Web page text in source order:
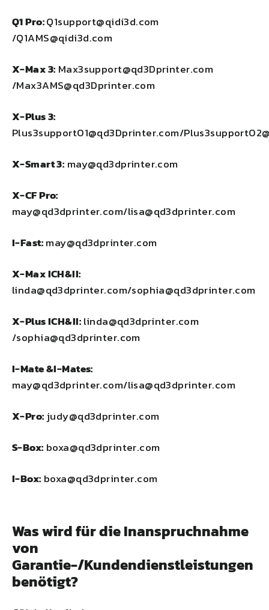
Q1 Pro:Q1support@qidi3d.com
/Q1AMS@qidi3d.com
X-Max 3: Max3support@qd3Dprinter.com
/Max3AMS@qd3Dprinter.com
X-Plus3:
Plus3support01@qd3Dprinter.com/
X-Smart 3: may@qd3dprinter.com
X-CF Pro:
may@qd3dprinter.com/lisa@qd3dprinter.com
I-Fast:may@qd3dprinter.com
X-MaxICH&II:
linda@qd3dprinter.com/sophia@qd3dprinter.com
X-PlusICH&II:linda@qd3dprinter.com
/sophia@qd3dprinter.com
I-Mate &I-Mates:
may@qd3dprinter.com/lisa@qd3dprinter.com
X-Pro: judy@qd3dprinter.com
S-Box: boxa@qd3dprinter.com
I-Box: boxa@qd3dprinter.com
Was wird für die Inanspruchnahme
von
Garantie-/Kundendienstleistungen
benötigt?